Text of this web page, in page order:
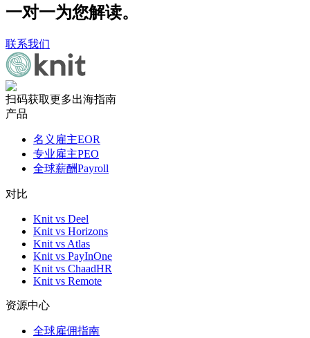
一对一为您解读。
联系我们
扫码获取更多出海指南
产品
名义雇主EOR
专业雇主PEO
全球薪酬Payroll
对比
Knit vs Deel
Knit vs Horizons
Knit vs Atlas
Knit vs PayInOne
Knit vs ChaadHR
Knit vs Remote
资源中心
全球雇佣指南